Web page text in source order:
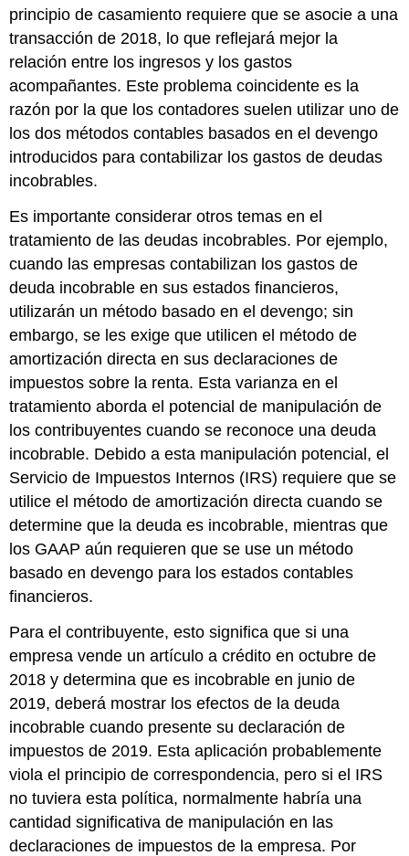
principio de casamiento requiere que se asocie a una
transacción de 2018, lo que reflejará mejor la
relación entre los ingresos y los gastos
acompañantes. Este problema coincidente es la
razón por la que los contadores suelen utilizar uno de
los dos métodos contables basados en el devengo
introducidos para contabilizar los gastos de deudas
incobrables.
Es importante considerar otros temas en el
tratamiento de las deudas incobrables. Por ejemplo,
cuando las empresas contabilizan los gastos de
deuda incobrable en sus estados financieros,
utilizarán un método basado en el devengo; sin
embargo, se les exige que utilicen el método de
amortización directa en sus declaraciones de
impuestos sobre la renta. Esta varianza en el
tratamiento aborda el potencial de manipulación de
los contribuyentes cuando se reconoce una deuda
incobrable. Debido a esta manipulación potencial, el
Servicio de Impuestos Internos (IRS) requiere que se
utilice el método de amortización directa cuando se
determine que la deuda es incobrable, mientras que
los GAAP aún requieren que se use un método
basado en devengo para los estados contables
financieros.
Para el contribuyente, esto significa que si una
empresa vende un artículo a crédito en octubre de
2018 y determina que es incobrable en junio de
2019, deberá mostrar los efectos de la deuda
incobrable cuando presente su declaración de
impuestos de 2019. Esta aplicación probablemente
viola el principio de correspondencia, pero si el IRS
no tuviera esta política, normalmente habría una
cantidad significativa de manipulación en las
declaraciones de impuestos de la empresa. Por